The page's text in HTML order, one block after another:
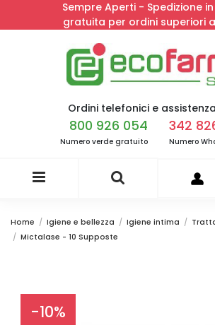
Sempre Aperti - Spedizione
gratuita per ordini superiori
Ordini telefonici e
800 926 054
Numero verde gratuito
342
Numero
Home Igiene e bellezza Igiene intima
Mictalase - 10 Supposte
-10%